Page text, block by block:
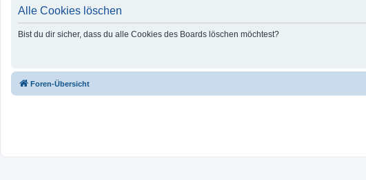
Alle Cookies löschen
Bist du dir sicher, dass du alle Cookies des Boards löschen möchtest?
Foren-Übersicht